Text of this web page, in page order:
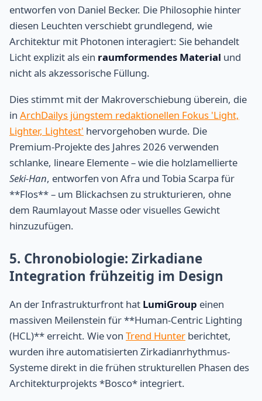
entworfen von Daniel Becker. Die Philosophie hinter
diesen Leuchten verschiebt grundlegend, wie
Architektur mit Photonen interagiert: Sie behandelt
Licht explizit als ein raumformendes Material und
nicht als akzessorische Füllung.
Dies stimmt mit der Makroverschiebung überein, die
in ArchDailys jüngstem redaktionellen Fokus 'Light,
Lighter, Lightest' hervorgehoben wurde. Die
Premium-Projekte des Jahres 2026 verwenden
schlanke, lineare Elemente – wie die holzlamellierte
Seki-Han, entworfen von Afra und Tobia Scarpa für
**Flos** – um Blickachsen zu strukturieren, ohne
dem Raumlayout Masse oder visuelles Gewicht
hinzuzufügen.
5. Chronobiologie: Zirkadiane
Integration frühzeitig im Design
An der Infrastrukturfront hat LumiGroup einen
massiven Meilenstein für **Human-Centric Lighting
(HCL)** erreicht. Wie von Trend Hunter berichtet,
wurden ihre automatisierten Zirkadianrhythmus-
Systeme direkt in die frühen strukturellen Phasen des
Architekturprojekts *Bosco* integriert.